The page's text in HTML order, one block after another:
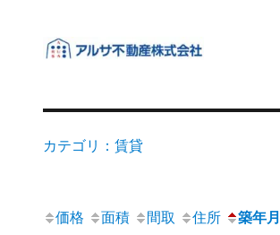
カテゴリ：賃貸
価格 面積 間取 住所 築年月